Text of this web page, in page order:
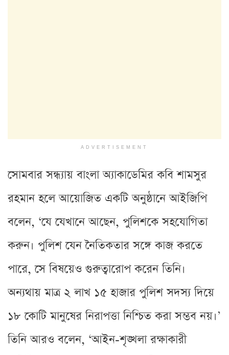
ADVERTISEMENT
সোমবার সন্ধ্যায় বাংলা অ্যাকাডেমির কবি শামসুর
রহমান হলে আয়োজিত একটি অনুষ্ঠানে আইজিপি
বলেন, ‘যে যেখানে আছেন, পুলিশকে সহযোগিতা
করুন। পুলিশ যেন নৈতিকতার সঙ্গে কাজ করতে
পারে, সে বিষয়েও গুরুত্বারোপ করেন তিনি।
অন্যথায় মাত্র ২ লাখ ১৫ হাজার পুলিশ সদস্য দিয়ে
১৮ কোটি মানুষের নিরাপত্তা নিশ্চিত করা সম্ভব নয়।’
তিনি আরও বলেন, ‘আইন-শৃঙ্খলা রক্ষাকারী